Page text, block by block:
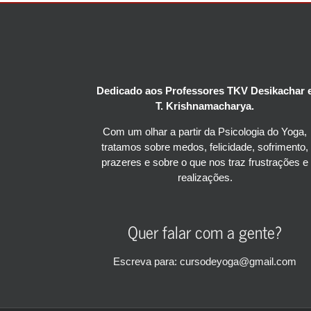
Dedicado aos Professores TKV Desikachar
T. Krishnamacharya.
Com um olhar a partir da Psicologia do Yoga,
tratamos sobre medos, felicidade, sofrimento,
prazeres e sobre o que nos traz frustrações e
realizações.
Quer falar com a gente?
Escreva para: cursodeyoga@gmail.com